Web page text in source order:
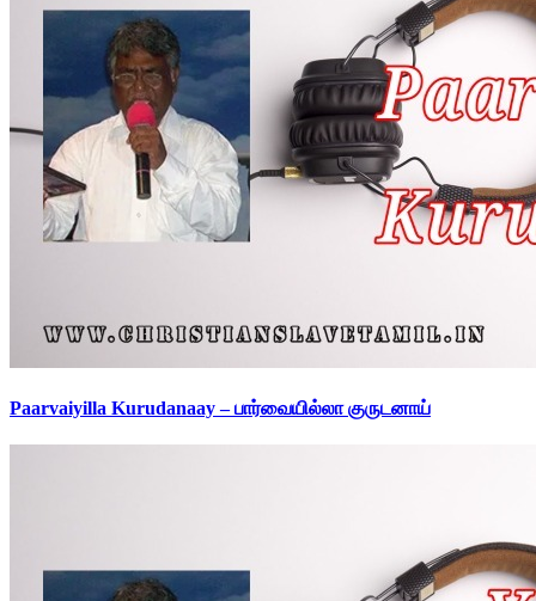
Paarvaiyilla Kurudanaay – பார்வையில்லா குருடனாய்